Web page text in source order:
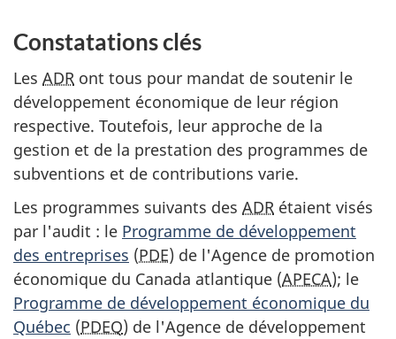
Constatations clés
Les ADR ont tous pour mandat de soutenir le
développement économique de leur région
respective. Toutefois, leur approche de la
gestion et de la prestation des programmes de
subventions et de contributions varie.
Les programmes suivants des ADR étaient visés
par l'audit : le Programme de développement
des entreprises (PDE) de l'Agence de promotion
économique du Canada atlantique (APECA); le
Programme de développement économique du
Québec (PDEQ) de l'Agence de développement